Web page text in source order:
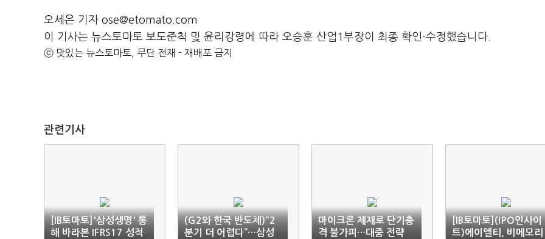
오세은 기자 ose@etomato.com
이 기사는 뉴스토마토 보도준칙 및 윤리강령에 따라 오승훈 산업1부장이 최종 확인·수정했습니다.
ⓒ 맛있는 뉴스토마토, 무단 전재 - 재배포 금지
관련기사
[IB토마토]'삼성생명' 통
해 바라본 IFRS17 성적
(G2와 한국 반도체)“2
분기 더 어렵다”…삼성
마이크론 제재로 단기충
격 불가피…대중 전략
[IB토마토](IPO인사이
트)에이엘티, 비메모리